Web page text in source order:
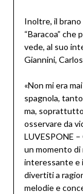
Inoltre, il
“Baracoa” che
vede, al suo
Giannini,
«Non mi era
spagnola,
ma,
osservare da
LUVESPONE –
un momento
interessante e
divertiti a
melodie e